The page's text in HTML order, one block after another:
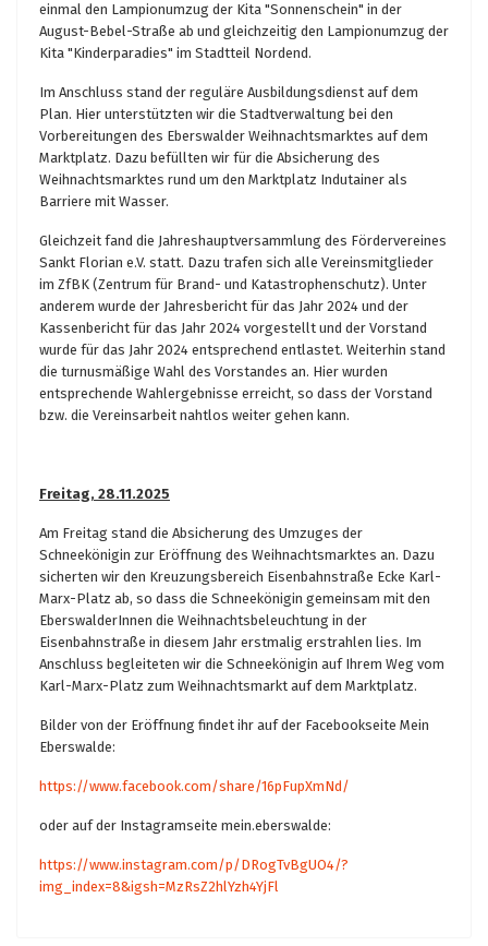
einmal den Lampionumzug der Kita "Sonnenschein" in der
August-Bebel-Straße ab und gleichzeitig den Lampionumzug der
Kita "Kinderparadies" im Stadtteil Nordend.
Im Anschluss stand der reguläre Ausbildungsdienst auf dem
Plan. Hier unterstützten wir die Stadtverwaltung bei den
Vorbereitungen des Eberswalder Weihnachtsmarktes auf dem
Marktplatz. Dazu befüllten wir für die Absicherung des
Weihnachtsmarktes rund um den Marktplatz Indutainer als
Barriere mit Wasser.
Gleichzeit fand die Jahreshauptversammlung des Fördervereines
Sankt Florian e.V. statt. Dazu trafen sich alle Vereinsmitglieder
im ZfBK (Zentrum für Brand- und Katastrophenschutz). Unter
anderem wurde der Jahresbericht für das Jahr 2024 und der
Kassenbericht für das Jahr 2024 vorgestellt und der Vorstand
wurde für das Jahr 2024 entsprechend entlastet. Weiterhin stand
die turnusmäßige Wahl des Vorstandes an. Hier wurden
entsprechende Wahlergebnisse erreicht, so dass der Vorstand
bzw. die Vereinsarbeit nahtlos weiter gehen kann.
Freitag, 28.11.2025
Am Freitag stand die Absicherung des Umzuges der
Schneekönigin zur Eröffnung des Weihnachtsmarktes an. Dazu
sicherten wir den Kreuzungsbereich Eisenbahnstraße Ecke Karl-
Marx-Platz ab, so dass die Schneekönigin gemeinsam mit den
EberswalderInnen die Weihnachtsbeleuchtung in der
Eisenbahnstraße in diesem Jahr erstmalig erstrahlen lies. Im
Anschluss begleiteten wir die Schneekönigin auf Ihrem Weg vom
Karl-Marx-Platz zum Weihnachtsmarkt auf dem Marktplatz.
Bilder von der Eröffnung findet ihr auf der Facebookseite Mein
Eberswalde:
https://www.facebook.com/share/16pFupXmNd/
oder auf der Instagramseite mein.eberswalde:
https://www.instagram.com/p/DRogTvBgUO4/?
img_index=8&igsh=MzRsZ2hlYzh4YjFl